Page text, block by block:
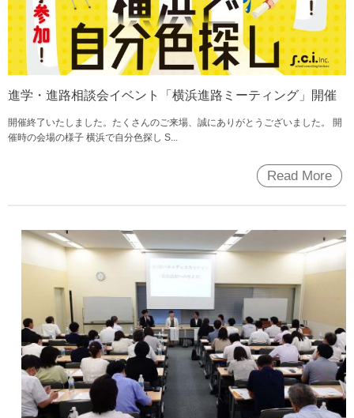
進学・進路相談会イベント「横浜進路ミーティング」開催
開催終了いたしました。たくさんのご来場、誠にありがとうございました。 開
催時の会場の様子 横浜で自分色探し S...
Read More